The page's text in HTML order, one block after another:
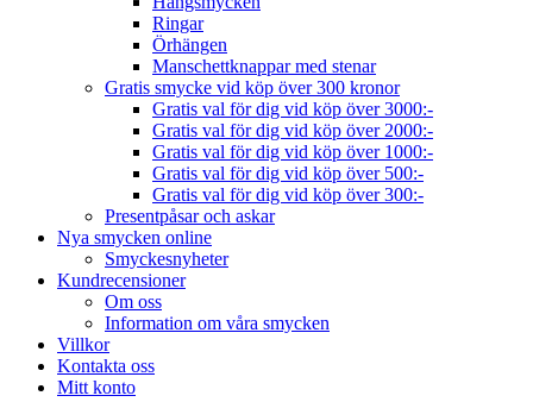
Ringar
Örhängen
Manschettknappar med stenar
Gratis smycke vid köp över 300 kronor
Gratis val för dig vid köp över 3000:-
Gratis val för dig vid köp över 2000:-
Gratis val för dig vid köp över 1000:-
Gratis val för dig vid köp över 500:-
Gratis val för dig vid köp över 300:-
Presentpåsar och askar
Nya smycken online
Smyckesnyheter
Kundrecensioner
Om oss
Information om våra smycken
Villkor
Kontakta oss
Mitt konto